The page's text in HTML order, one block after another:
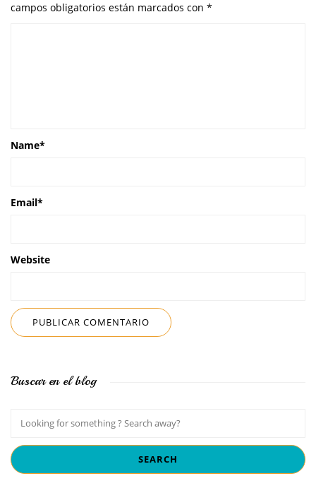
campos obligatorios están marcados con *
Name*
Email*
Website
Buscar en el blog